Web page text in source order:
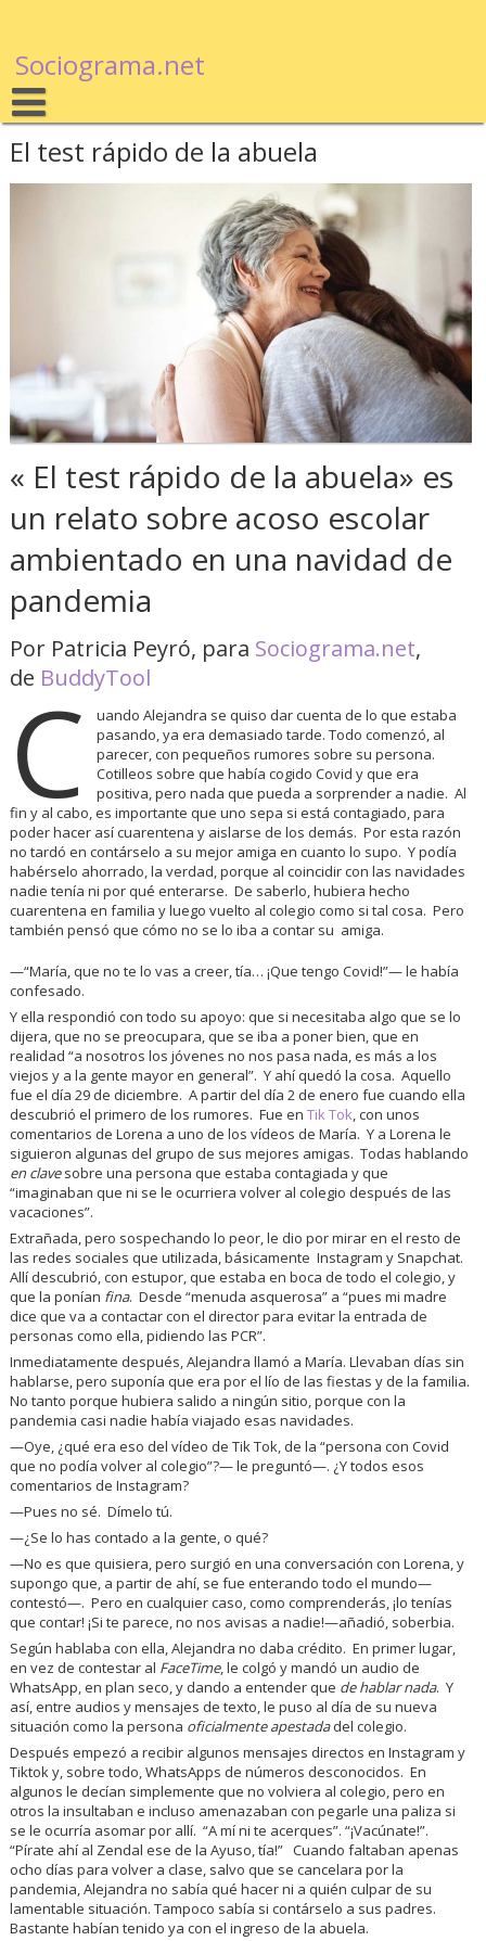
Sociograma.net
El test rápido de la abuela
« El test rápido de la abuela» es
un relato sobre acoso escolar
ambientado en una navidad de
pandemia
Por Patricia Peyró, para Sociograma.net,
de BuddyTool
C
uando Alejandra se quiso dar cuenta de lo que estaba
pasando, ya era demasiado tarde. Todo comenzó, al
parecer, con pequeños rumores sobre su persona.
Cotilleos sobre que había cogido Covid y que era
positiva, pero nada que pueda a sorprender a nadie. Al
fin y al cabo, es importante que uno sepa si está contagiado, para
poder hacer así cuarentena y aislarse de los demás. Por esta razón
no tardó en contárselo a su mejor amiga en cuanto lo supo. Y podía
habérselo ahorrado, la verdad, porque al coincidir con las navidades
nadie tenía ni por qué enterarse. De saberlo, hubiera hecho
cuarentena en familia y luego vuelto al colegio como si tal cosa. Pero
también pensó que cómo no se lo iba a contar su amiga.
—“María, que no te lo vas a creer, tía… ¡Que tengo Covid!”— le había
confesado.
Y ella respondió con todo su apoyo: que si necesitaba algo que se lo
dijera, que no se preocupara, que se iba a poner bien, que en
realidad “a nosotros los jóvenes no nos pasa nada, es más a los
viejos y a la gente mayor en general”. Y ahí quedó la cosa. Aquello
fue el día 29 de diciembre. A partir del día 2 de enero fue cuando ella
descubrió el primero de los rumores. Fue en Tik Tok, con unos
comentarios de Lorena a uno de los vídeos de María. Y a Lorena le
siguieron algunas del grupo de sus mejores amigas. Todas hablando
en clavesobre una persona que estaba contagiada y que
“imaginaban que ni se le ocurriera volver al colegio después de las
vacaciones”.
Extrañada, pero sospechando lo peor, le dio por mirar en el resto de
las redes sociales que utilizada, básicamente Instagram y Snapchat.
Allí descubrió, con estupor, que estaba en boca de todo el colegio, y
que la ponían fina. Desde “menuda asquerosa” a “pues mi madre
dice que va a contactar con el director para evitar la entrada de
personas como ella, pidiendo las PCR”.
Inmediatamente después, Alejandra llamó a María. Llevaban días sin
hablarse, pero suponía que era por el lío de las fiestas y de la familia.
No tanto porque hubiera salido a ningún sitio, porque con la
pandemia casi nadie había viajado esas navidades.
—Oye, ¿qué era eso del vídeo de Tik Tok, de la “persona con Covid
que no podía volver al colegio”?— le preguntó—. ¿Y todos esos
comentarios de Instagram?
—Pues no sé. Dímelo tú.
—¿Se lo has contado a la gente, o qué?
—No es que quisiera, pero surgió en una conversación con Lorena, y
supongo que, a partir de ahí, se fue enterando todo el mundo—
contestó—. Pero en cualquier caso, como comprenderás, ¡lo tenías
que contar! ¡Si te parece, no nos avisas a nadie!—añadió, soberbia.
Según hablaba con ella, Alejandra no daba crédito. En primer lugar,
en vez de contestar al FaceTime, le colgó y mandó un audio de
WhatsApp, en plan seco, y dando a entender que de hablar nada. Y
así, entre audios y mensajes de texto, le puso al día de su nueva
situación como la persona oficialmente apestadadel colegio.
Después empezó a recibir algunos mensajes directos en Instagram y
Tiktok y, sobre todo, WhatsApps de números desconocidos. En
algunos le decían simplemente que no volviera al colegio, pero en
otros la insultaban e incluso amenazaban con pegarle una paliza si
se le ocurría asomar por allí. “A mí ni te acerques”. “¡Vacúnate!”.
“Pírate ahí al Zendal ese de la Ayuso, tía!” Cuando faltaban apenas
ocho días para volver a clase, salvo que se cancelara por la
pandemia, Alejandra no sabía qué hacer ni a quién culpar de su
lamentable situación. Tampoco sabía si contárselo a sus padres.
Bastante habían tenido ya con el ingreso de la abuela.